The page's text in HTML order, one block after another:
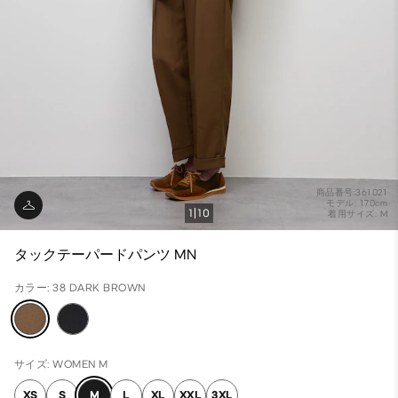
商品番号:361021
モデル: 170cm
着用サイズ: M
1 10
タックテーパードパンツ MN
カラー: 38 DARK BROWN
サイズ: WOMEN M